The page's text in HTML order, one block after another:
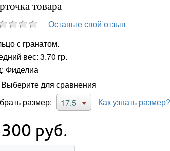
товара
Оставьте свой отзыв
с гранатом.
вес: 3.70 гр.
Фиделиа
Выберите для сравнения
размер:
17.5 Как узнать размер?
руб.